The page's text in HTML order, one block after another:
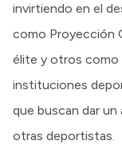
invirtiendo en el
como Proyección
élite y otros como
instituciones
que buscan dar
otras deportistas.